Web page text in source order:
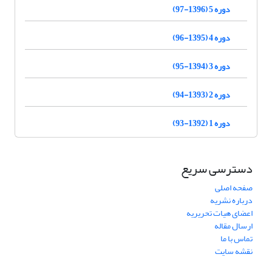
دوره 5 (1396-97)
دوره 4 (1395-96)
دوره 3 (1394-95)
دوره 2 (1393-94)
دوره 1 (1392-93)
دسترسی سریع
صفحه اصلی
درباره نشریه
اعضای هیات تحریریه
ارسال مقاله
تماس با ما
نقشه سایت